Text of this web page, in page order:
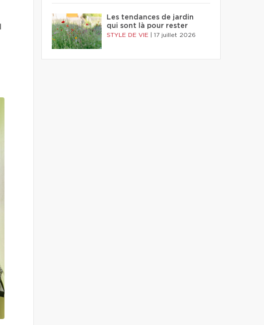
Les tendances de jardin
qui sont là pour rester
STYLE DE VIE 17 juillet 2026